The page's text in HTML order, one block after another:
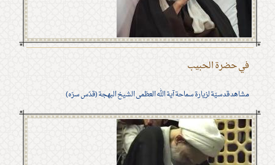
في حضرة الحبيب
مشاهد قدسيّة لزيارة سماحة آية الله العظمى الشيخ البهجة (قدّس سرّه)